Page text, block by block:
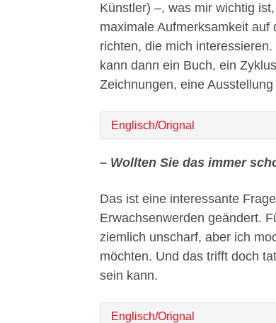
Künstler) –, was mir wichtig
maximale Aufmerksamkeit auf
richten, die mich
kann dann ein Buch, ein
Zeichnungen, eine Ausstellung
Englisch/Orignal
– Wollten Sie das immer
Das ist eine interessante
Erwachsenwerden geändert.
ziemlich unscharf, aber ich
möchten. Und das trifft doch
sein kann.
Englisch/Orignal